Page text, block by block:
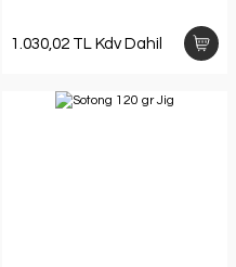
1.030,02 TL Kdv Dahil